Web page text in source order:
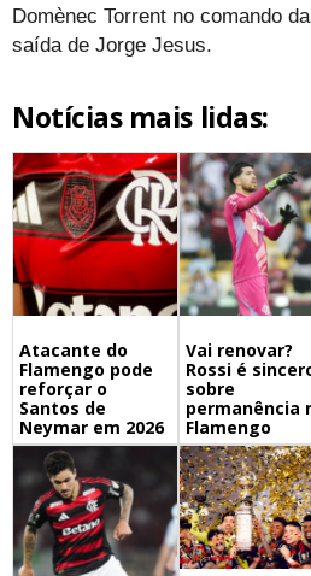
Domènec Torrent no comando
saída de Jorge Jesus.
Notícias mais lidas:
Atacante do
Flamengo pode
reforçar o
Santos de
Neymar em 2026
Vai renovar?
Rossi é
sobre
permanência
Flamengo